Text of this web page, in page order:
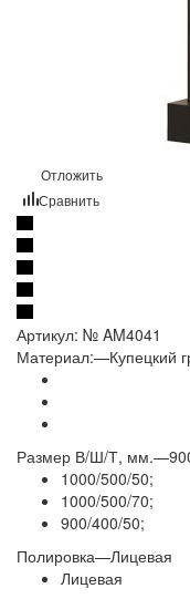
Отложить
Сравнить
Артикул: № AM4041
Материал:—Купецкий
Размер В/Ш/Т, мм.—
1000/500/50;
1000/500/70;
900/400/50;
Полировка—Лицевая
Лицевая